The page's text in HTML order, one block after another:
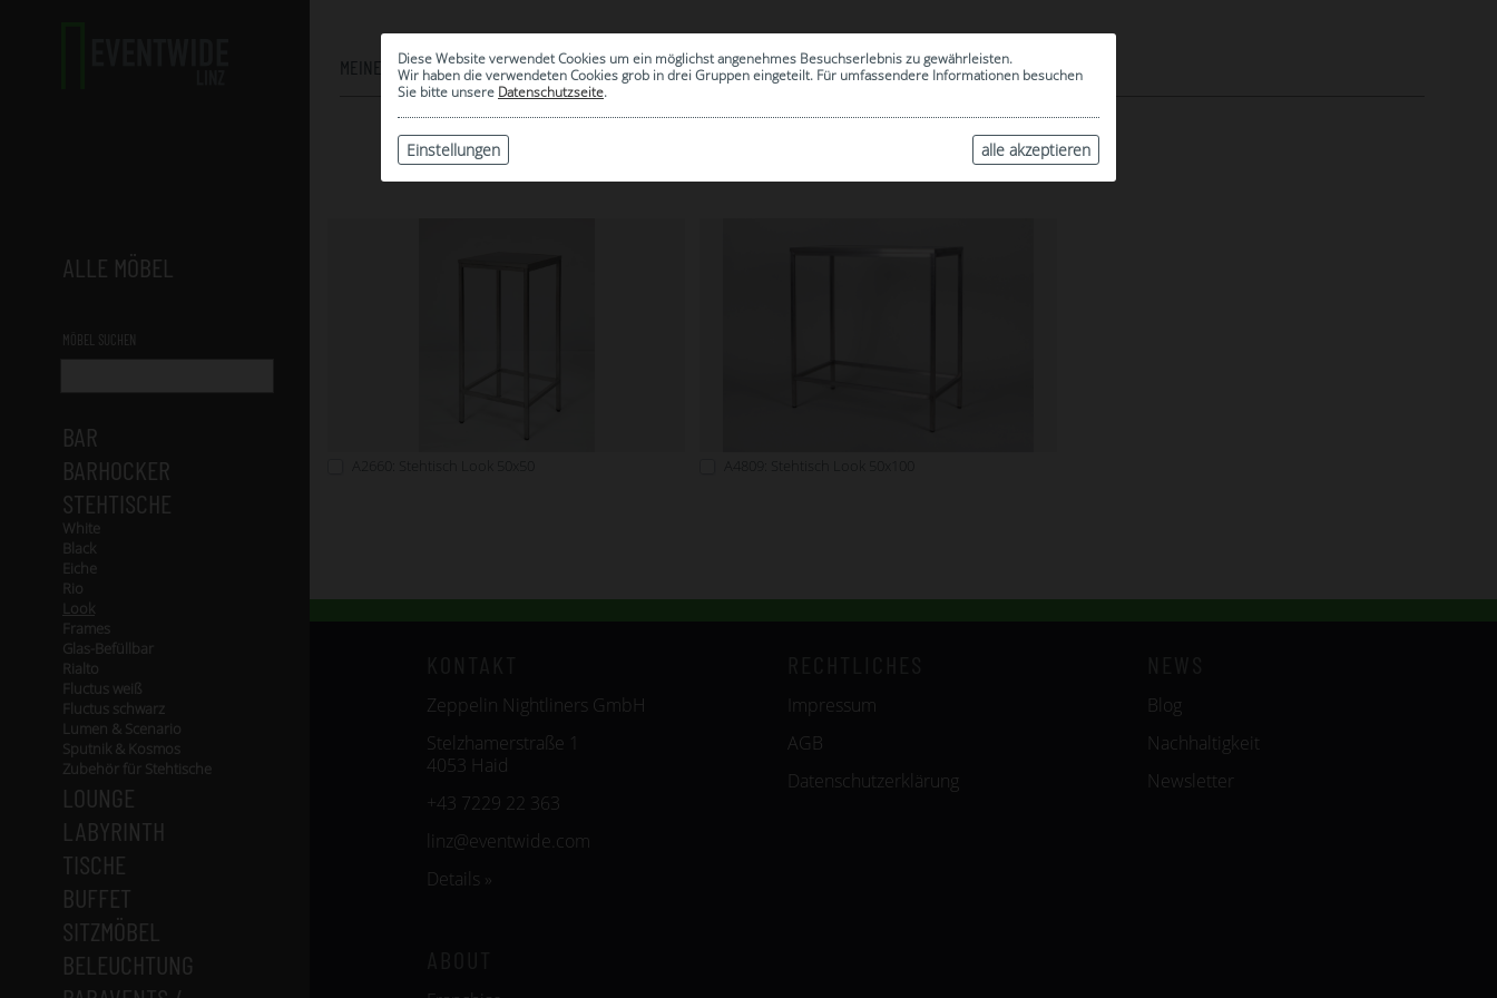
Diese Website verwendet Cookies um ein möglichst angenehmes Besuchserlebnis zu gewährleisten.
Wir haben die verwendeten Cookies grob in drei Gruppen eingeteilt. Für umfassendere Informationen besuchen
Sie bitte unsere Datenschutzseite.
alle akzeptieren
Einstellungen
ALLE MÖBEL
MÖBEL SUCHEN
BAR
BARHOCKER
STEHTISCHE
White
Black
Eiche
Rio
Look
Frames
Glas-Befüllbar
Rialto
Fluctus weiß
Fluctus schwarz
Lumen & Scenario
Sputnik & Kosmos
Zubehör für Stehtische
LOUNGE
LABYRINTH
TISCHE
BUFFET
SITZMÖBEL
BELEUCHTUNG
MEINE AUSWAHL
0
| ARCHIV
Zeppelin Nightliners GmbH
Stelzhamerstraße 1
4053 Haid
+43 7229 22 363
linz@eventwide.com
Details »
Impressum
AGB
Datenschutzerklärung
Blog
Nachhaltigkeit
Newsletter